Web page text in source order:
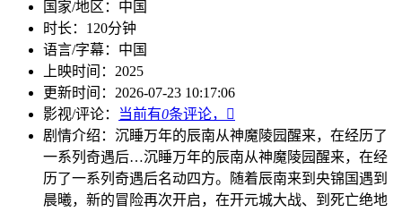
国家/地区： 中国
时长： 120分钟
语言/字幕： 中国
上映时间： 2025
更新时间： 2026-07-23 10:17:06
影视/评论：
当前有0条评论，

剧情介绍： 沉睡万年的辰南从神魔陵园醒来，在经历了
一系列奇遇后…沉睡万年的辰南从神魔陵园醒来，在经
历了一系列奇遇后名动四方。随着辰南来到央锦国遇到
晨曦，新的冒险再次开启，在开元城大战、到死亡绝地